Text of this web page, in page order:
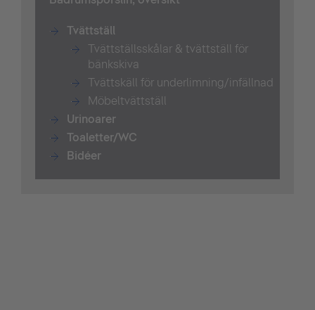
Tvättställ
Tvättställsskålar & tvättställ för
bänkskiva
Tvättskäll för underlimning/infällnad
Möbeltvättställ
Urinoarer
Toaletter/WC
Bidéer